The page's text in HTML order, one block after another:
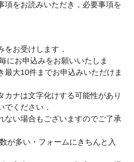
項をお読みいただき，必要事項を
お受けします．
にお申込みをお願いいたしま
最大10件までお申込みいただけま
ナは文字化けする可能性があり
でください．
ない場合もございますのでご了承
が多い・フォームにきちんと入